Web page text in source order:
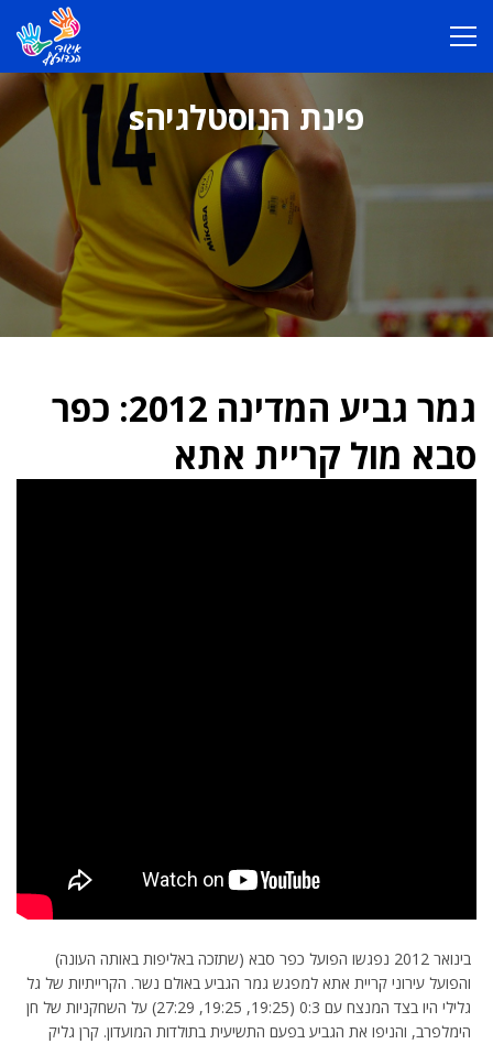
פינת הנוסטלגיהs
גמר גביע המדינה 2012: כפר
סבא מול קריית אתא
בינואר 2012 נפגשו הפועל כפר סבא (שתזכה באליפות באותה העונה)
והפועל עירוני קריית אתא למפגש גמר הגביע באולם נשר. הקרייתיות של גל
גלילי היו בצד המנצח עם 0:3 (19:25, 19:25, 27:29) על השחקניות של חן
הימלפרב, והניפו את הגביע בפעם התשיעית בתולדות המועדון. קרן גליק